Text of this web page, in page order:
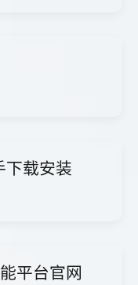
载安装
平台官网